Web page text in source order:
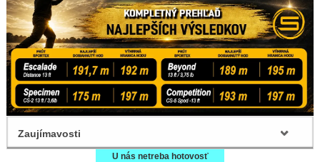
Zaujímavosti
U nás netreba hotovosť